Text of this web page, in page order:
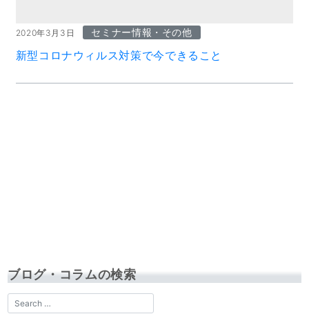
2020年3月3日 セミナー情報・その他
新型コロナウィルス対策で今できること
ブログ・コラムの検索